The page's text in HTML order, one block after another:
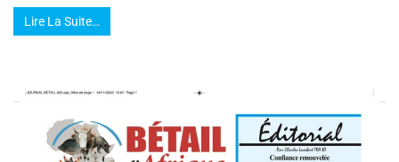
Lire La Suite…